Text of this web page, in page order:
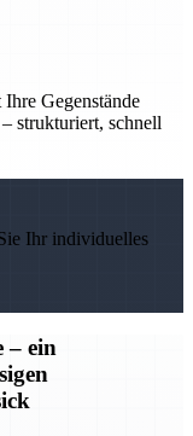
Gegenstände
strukturiert, schnell
Ihr individuelles
– ein